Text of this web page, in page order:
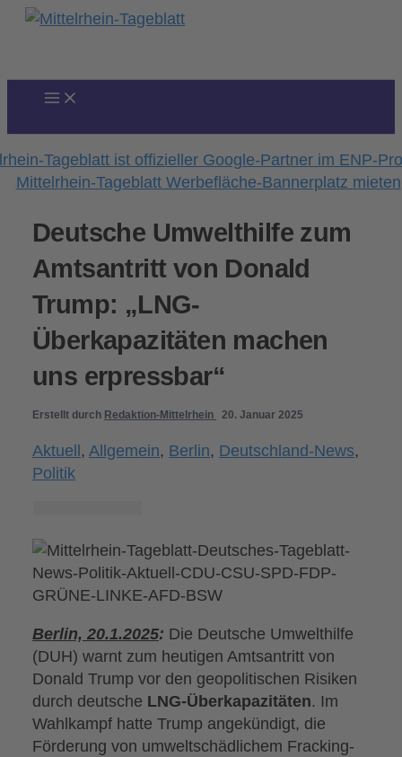
Zum
Deutsche Umwelthilfe zum
Amtsantritt von Donald
Trump: „LNG-
Überkapazitäten machen
uns erpressbar“
Erstellt durch Redaktion-Mittelrhein 20. Januar 2025
Aktuell,Allgemein, Berlin, Deutschland-News,
Politik
Berlin, 20.1.2025: Die Deutsche Umwelthilfe
(DUH) warnt zum heutigen Amtsantritt von
Donald Trump vor den geopolitischen Risiken
durch deutsche LNG-Überkapazitäten. Im
Wahlkampf hatte Trump angekündigt, die
Förderung von umweltschädlichem Fracking-